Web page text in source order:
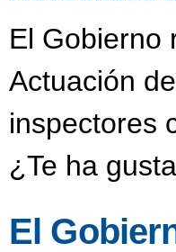
El Gobierno
Actuación
inspectores
¿Te ha
El